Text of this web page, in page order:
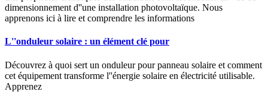
dimensionnement d''une installation photovoltaïque. Nous
apprenons ici à lire et comprendre les informations
L''onduleur solaire : un élément clé pour
Découvrez à quoi sert un onduleur pour panneau solaire et comment
cet équipement transforme l''énergie solaire en électricité utilisable.
Apprenez